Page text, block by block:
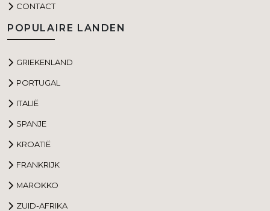
CONTACT
POPULAIRE LANDEN
GRIEKENLAND
PORTUGAL
ITALIË
SPANJE
KROATIË
FRANKRIJK
MAROKKO
ZUID-AFRIKA